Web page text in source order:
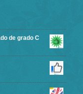
de grado C